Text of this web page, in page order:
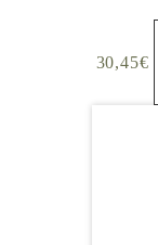
30,45€